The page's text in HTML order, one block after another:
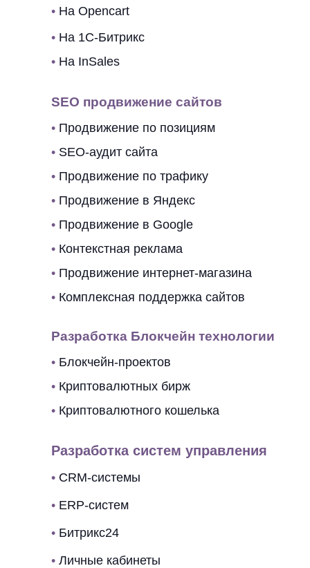
• Битрикс24
• Личные кабинеты
• CRM-системы
• ERP-систем
Разработка систем управления
• На Opencart
• На 1C-Битрикс
• На InSales
Разработка Блокчейн технологии
• Блокчейн-проектов
• Криптовалютных бирж
• Криптовалютного кошелька
• Продвижение в Яндекс
• Продвижение в Google
• Контекстная реклама
• Продвижение интернет-магазина
• Комплексная поддержка сайтов
SEO продвижение сайтов
• Продвижение по позициям
• SEO-аудит сайта
• Продвижение по трафику